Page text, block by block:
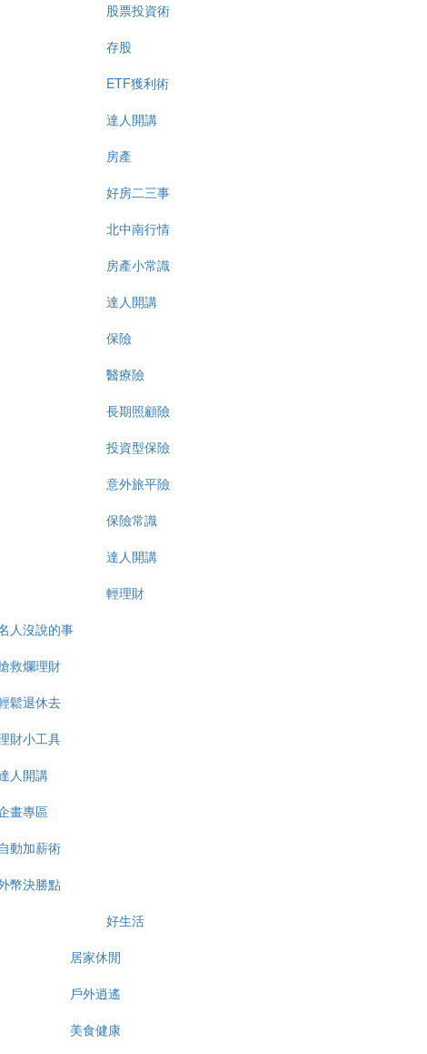
股票投資術
存股
ETF獲利術
達人開講
房產
好房二三事
北中南行情
房產小常識
達人開講
保險
醫療險
長期照顧險
投資型保險
意外旅平險
保險常識
達人開講
輕理財
人沒說的事
救爛理財
鬆退休去
財小工具
人開講
畫專區
動加薪術
幣決勝點
好生活
居家休閒
戶外逍遙
美食健康